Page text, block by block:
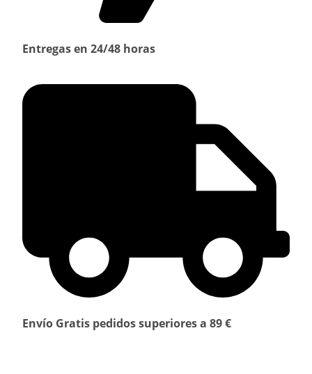
Entregas en 24/48 horas
Envío Gratis pedidos superiores a 89 €